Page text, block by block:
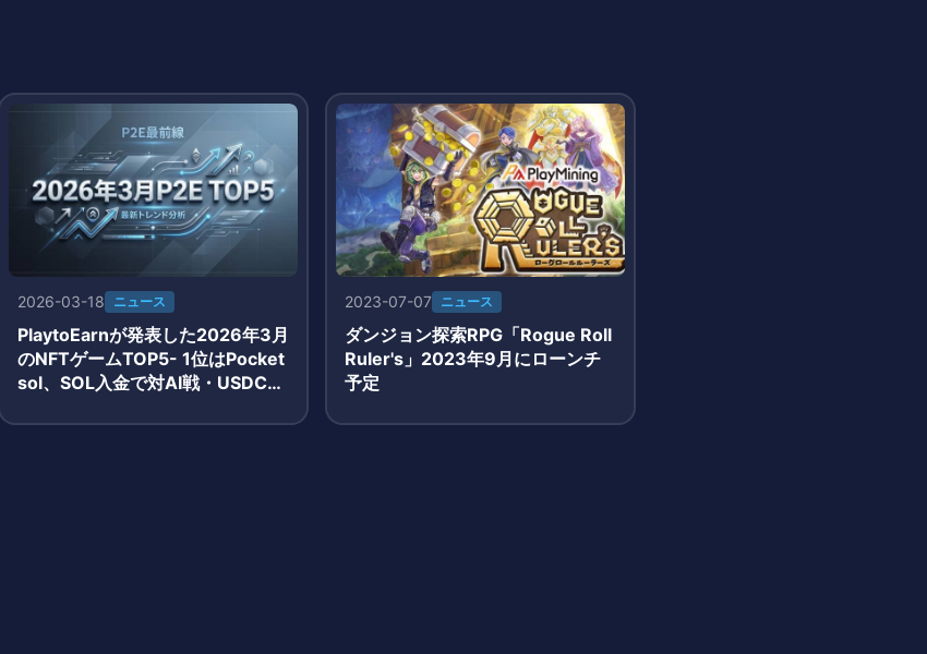
2026-03-18 ニュース
PlaytoEarnが発表した2026年3月
のNFTゲームTOP5- 1位はPocket
sol、SOL入金で対AI戦・USDC報
2023-07-07 ニュース
ダンジョン探索RPG「Rogue Roll
Ruler's」2023年9月にローンチ
予定